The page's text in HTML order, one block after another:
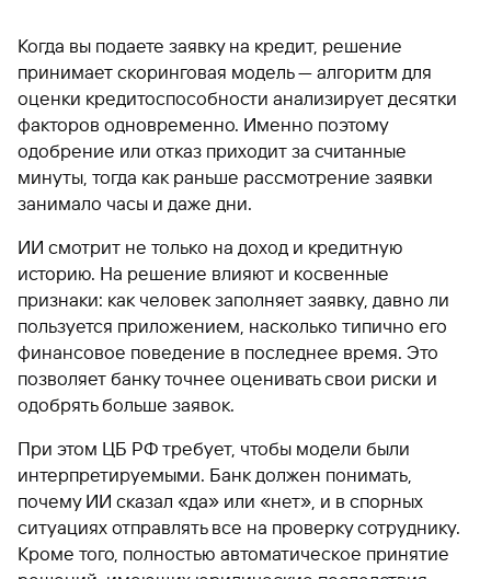
Когда вы подаете заявку на кредит, решение
принимает скоринговая модель — алгоритм для
оценки кредитоспособности анализирует десятки
факторов одновременно. Именно поэтому
одобрение или отказ приходит за считанные
минуты, тогда как раньше рассмотрение заявки
занимало часы и даже дни.
ИИ смотрит не только на доход и кредитную
историю. На решение влияют и косвенные
признаки: как человек заполняет заявку, давно ли
пользуется приложением, насколько типично его
финансовое поведение в последнее время. Это
позволяет банку точнее оценивать свои риски и
одобрять больше заявок.
При этом ЦБ РФ требует, чтобы модели были
интерпретируемыми. Банк должен понимать,
почему ИИ сказал «да» или «нет», и в спорных
ситуациях отправлять все на проверку сотруднику.
Кроме того, полностью автоматическое принятие